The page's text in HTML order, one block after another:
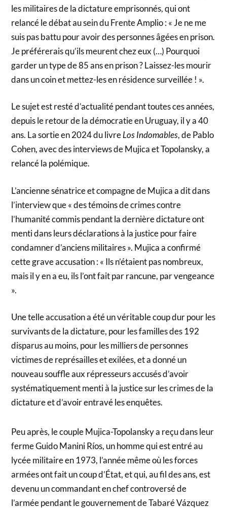
les militaires de la dictature emprisonnés, qui ont
relancé le débat au sein du Frente Amplio : « Je ne me
suis pas battu pour avoir des personnes âgées en prison.
Je préférerais qu’ils meurent chez eux (…) Pourquoi
garder un type de 85 ans en prison ? Laissez-les mourir
dans un coin et mettez-les en résidence surveillée ! ».
Le sujet est resté d’actualité pendant toutes ces années,
depuis le retour de la démocratie en Uruguay, il y a 40
ans. La sortie en 2024 du livreLos Indomables, de Pablo
Cohen, avec des interviews de Mujica et Topolansky, a
relancé la polémique.
L’ancienne sénatrice et compagne de Mujica a dit dans
l’interview que « des témoins de crimes contre
l’humanité commis pendant la dernière dictature ont
menti dans leurs déclarations à la justice pour faire
condamner d’anciens militaires ». Mujica a confirmé
cette grave accusation : « Ils n’étaient pas nombreux,
mais il y en a eu, ils l’ont fait par rancune, par vengeance
».
Une telle accusation a été un véritable coup dur pour les
survivants de la dictature, pour les familles des 192
disparus au moins, pour les milliers de personnes
victimes de représailles et exilées, et a donné un
nouveau souffle aux répresseurs accusés d’avoir
systématiquement menti à la justice sur les crimes de la
dictature et d’avoir entravé les enquêtes.
Peu après, le couple Mujica-Topolansky a reçu dans leur
ferme Guido Manini Ríos, un homme qui est entré au
lycée militaire en 1973, l’année même où les forces
armées ont fait un coup d’État, et qui, au fil des ans, est
devenu un commandant en chef controversé de
l’armée pendant le gouvernement de Tabaré Vázquez